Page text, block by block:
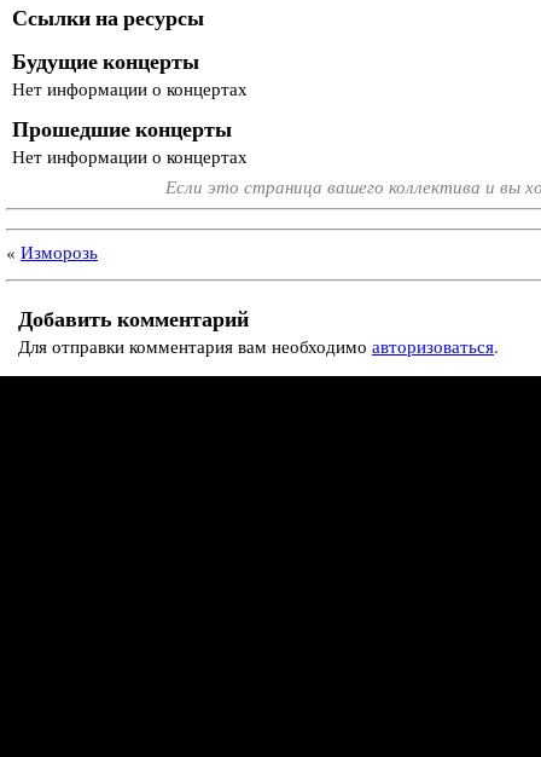
Ссылки на ресурсы
Будущие концерты
Нет информации о концертах
Прошедшие концерты
Нет информации о концертах
Если это страница вашего коллектива и
« Изморозь
Добавить комментарий
Для отправки комментария вам необходимо авторизоваться.